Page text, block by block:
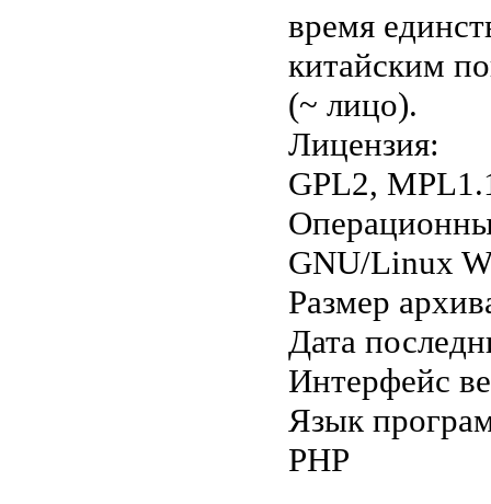
время
китайским
(~ лицо).
Лицензия:
GPL2,
GNU/Linux
Размер
Дата
Интерфейс
Язык
PHP